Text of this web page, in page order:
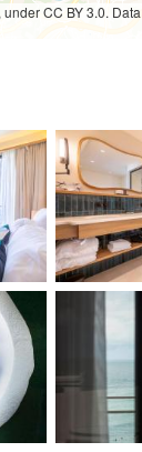
, under CC BY 3.0.